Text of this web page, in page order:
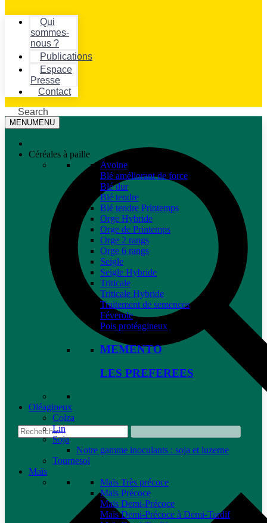
Qui
sommes-
nous ?
Publications
Espace
Presse
Contact
Search
MENUMENU
Céréales à paille
Avoine
Blé améliorant de force
Blé dur
Blé tendre
Blé tendre Printemps
Orge Hybride
Orge de Printemps
Orge 2 rangs
Orge 6 rangs
Seigle
Seigle Hybride
Triticale
Triticale Hybride
Traitement de semences
Féverole
Pois protéagineux
MEMENTO
LES PREFEREES
Oléagineux
Colza
Lin
Soja
Notre gamme inoculants : soja et luzerne
Tournesol
Maïs
Maïs Très précoce
Maïs Précoce
Maïs Demi-Précoce
Maïs Demi-Précoce à Demi-Tardif